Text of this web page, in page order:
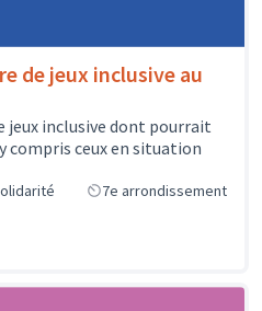
de jeux inclusive au
jeux inclusive dont pourrait
ceux en situation
7e arrondissement